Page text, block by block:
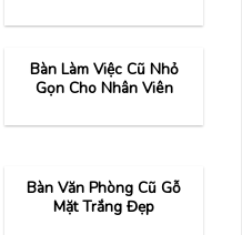
Bàn Làm Việc Cũ Nhỏ
Gọn Cho Nhân Viên
Bàn Văn Phòng Cũ Gỗ
Mặt Trắng Đẹp